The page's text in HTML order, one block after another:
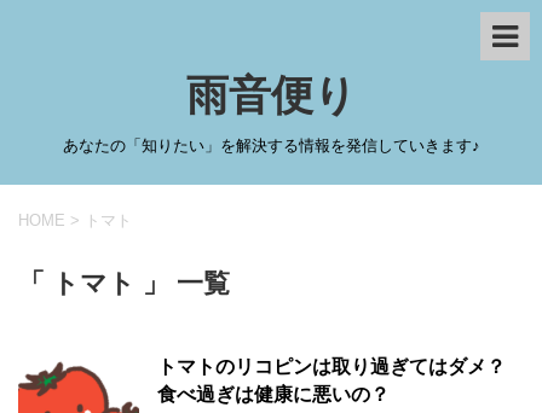
雨音便り
あなたの「知りたい」を解決する情報を発信していきます♪
HOME > トマト
「 トマト 」 一覧
トマトのリコピンは取り過ぎてはダメ？
食べ過ぎは健康に悪いの？